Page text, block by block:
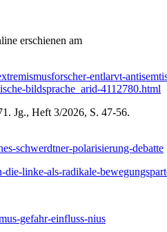
erschienen am
entlarvt-
bildsprache_arid-4112780.html
Jg., Heft 3/2026, S. 47-56.
schwerdtner-polarisierung-debatte
linke-als-radikale-
gefahr-einfluss-nius